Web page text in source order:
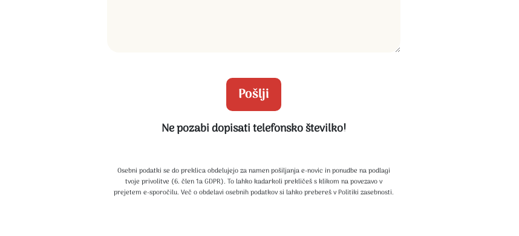
Pošlji
Ne pozabi dopisati telefonsko številko!
Osebni podatki se do preklica obdelujejo za namen pošiljanja e-novic in ponudbe na podlagi
tvoje privolitve (6. člen 1a GDPR). To lahko kadarkoli prekličeš s klikom na povezavo v
prejetem e-sporočilu. Več o obdelavi osebnih podatkov si lahko prebereš v Politiki zasebnosti.